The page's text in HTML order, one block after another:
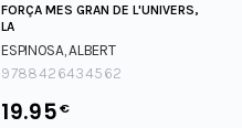
FORÇA MES GRAN DE L'UNIVERS,
LA
ESPINOSA, ALBERT
9788426434562
19.95€